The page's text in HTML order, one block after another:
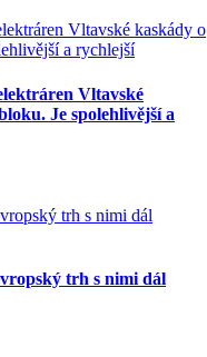
Vltavské
Je spolehlivější a
trh s nimi dál